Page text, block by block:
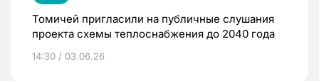
Томичей пригласили на публичные слушания
проекта схемы теплоснабжения до 2040 года
14:30 / 03.06.26